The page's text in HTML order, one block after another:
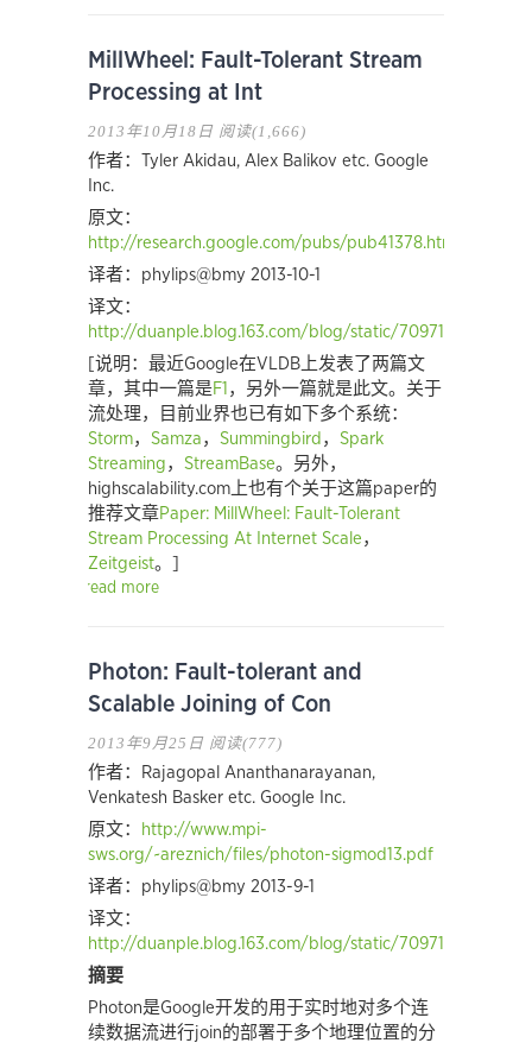
MillWheel: Fault-Tolerant Stream
Processing at Int
2013年10月18日 阅读(1,666)
作者：Tyler Akidau, Alex Balikov etc. Google
Inc.
原文：
http://research.google.com/pubs/pub41378.html
译者：phylips@bmy 2013-10-1
译文：
http://duanple.blog.163.com/blog/static/
[说明：最近Google在VLDB上发表了两篇文
章，其中一篇是F1 ，另外一篇就是此文。关于
流处理，目前业界也已有如下多个系统：
Storm， Samza ， Summingbird ， Spark
Streaming ， StreamBase。另外，
highscalability.com上也有个关于这篇paper的
推荐文章Paper: MillWheel: Fault-Tolerant
Stream Processing At Internet Scale ，
Zeitgeist。]
read more
Photon: Fault-tolerant and
Scalable Joining of Con
2013年9月25日 阅读(777)
作者：Rajagopal Ananthanarayanan,
Venkatesh Basker etc. Google Inc.
原文：
http://www.mpi-
sws.org/~areznich/files/photon-sigmod13.pdf
译者：phylips@bmy 2013-9-1
译文：
http://duanple.blog.163.com/blog/static/
摘要
Photon是Google开发的用于实时地对多个连
续数据流进行join的部署于多个地理位置的分